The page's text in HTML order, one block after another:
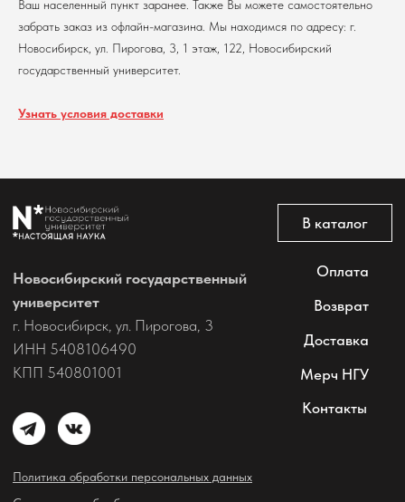
Ваш населенный пункт заранее. Также Вы можете самостоятельно
забрать заказ из офлайн-магазина. Мы находимся по адресу: г.
Новосибирск, ул. Пирогова, 3, 1 этаж, 122, Новосибирский
государственный университет.
Узнать условия доставки
@2026 Новосибирский государственный университет.
Политика обработки персональных данных
пользователей сайта